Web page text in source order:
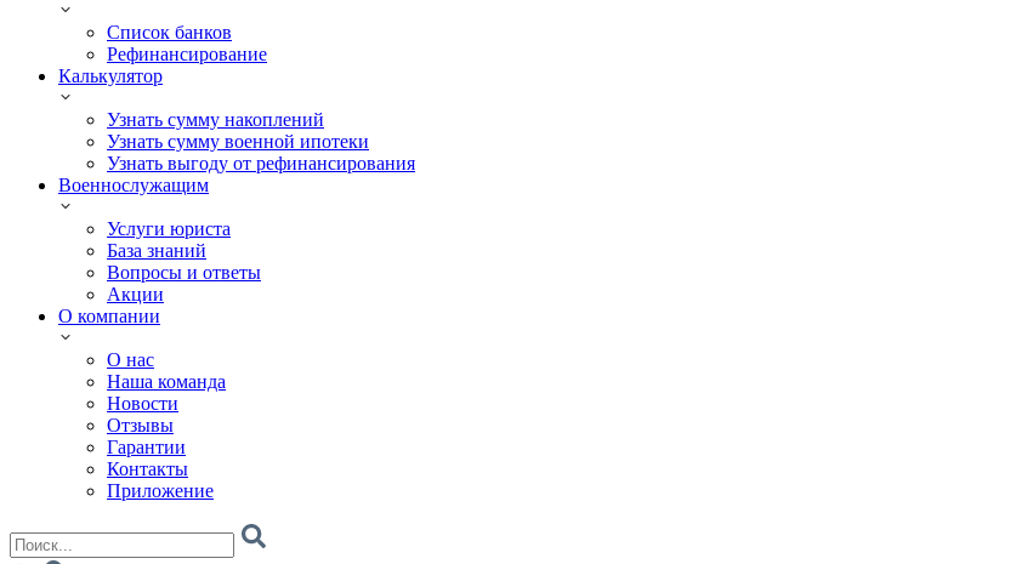
Список банков
Рефинансирование
Калькулятор
Узнать сумму накоплений
Узнать сумму военной ипотеки
Узнать выгоду от рефинансирования
Военнослужащим
Услуги юриста
База знаний
Вопросы и ответы
Акции
О компании
О нас
Наша команда
Новости
Отзывы
Гарантии
Контакты
Приложение